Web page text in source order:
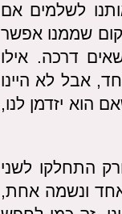
לשלמים אם
שממנו אפשר
דרכה. אילו
אבל לא היינו
הוא יזדמן לנו,
התחלקו לשני
אחד ונשמה אחת,